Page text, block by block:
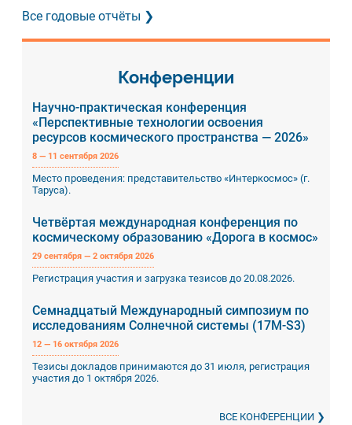
Все годовые отчёты
Конференции
Научно-практическая конференция
«Перспективные технологии освоения
ресурсов космического пространства — 2026»
8 — 11 сентября 2026
Место проведения: представительство «Интеркосмос» (г.
Таруса).
Четвёртая международная конференция по
космическому образованию «Дорога в космос»
29 сентября — 2 октября 2026
Регистрация участия и загрузка тезисов до 20.08.2026.
Семнадцатый Международный симпозиум по
исследованиям Солнечной системы (17M-S3)
12 — 16 октября 2026
Тезисы докладов принимаются до 31 июля, регистрация
участия до 1 октября 2026.
ВСЕ КОНФЕРЕНЦИИ